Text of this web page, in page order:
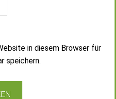
in diesem Browser für
speichern.